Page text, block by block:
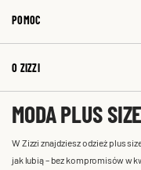
POMOC
O ZIZZI
MODA PLUS
W Zizzi znajdziesz odzież plus
jak lubią – bez kompromisów w